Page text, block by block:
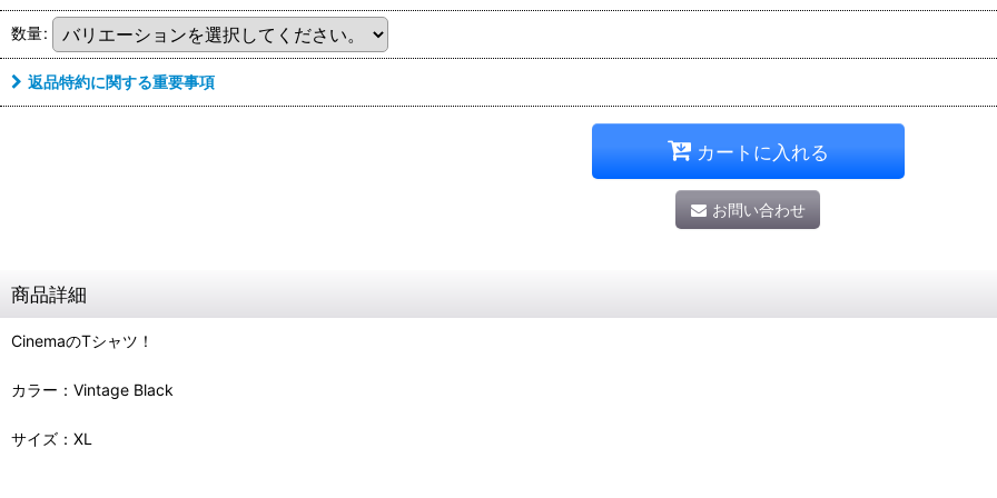
数量:
返品特約に関する重要事項
カートに入れる
お問い合わせ
商品詳細
CinemaのTシャツ！
カラー：Vintage Black
サイズ：XL